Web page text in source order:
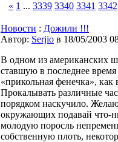
« 1 ... 3339 3340 3341 3342
Новости : Дожили !!!
Автор: Serjio в 18/05/2003
В одном из американских
ставшую в последнее
«прикольная фенечка», как
Прокалывать различные
порядком наскучило.
окружающих подавай что-
молодую поросль
собственную плоть,